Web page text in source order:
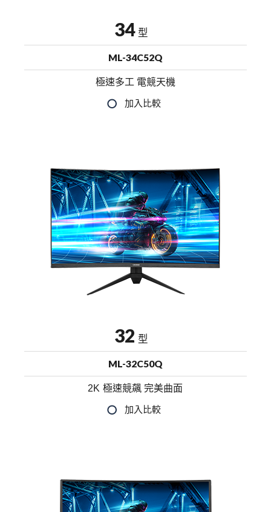
34 型
ML-34C52Q
極速多工 電競天機
32 型
ML-32C50Q
2K 極速競飆 完美曲面